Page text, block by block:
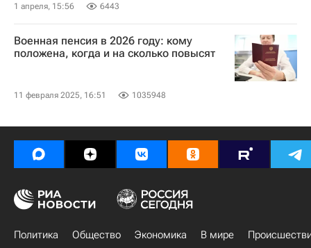
1 апреля, 15:56 6443
Военная пенсия в 2026 году: кому
положена, когда и на сколько повысят
11 февраля 2025, 16:51 1035948
Политика Общество Экономика В мире